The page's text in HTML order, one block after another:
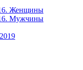
Женщины
Мужчины